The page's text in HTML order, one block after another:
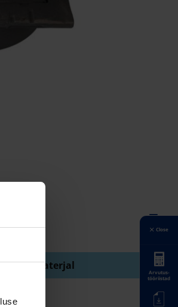
Kaane materjal
Close
Arvutus-
tööriistad